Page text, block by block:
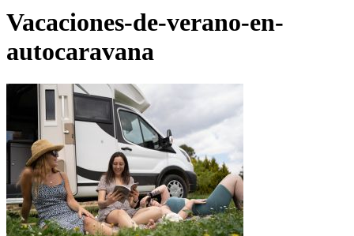
Vacaciones-de-verano-en-
autocaravana